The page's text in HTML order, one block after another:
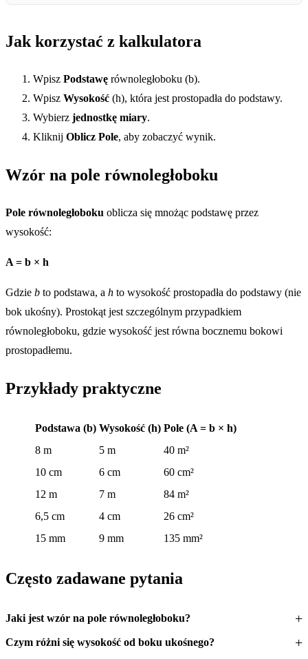
Jak korzystać z kalkulatora
Wpisz Podstawę równoległoboku (b).
Wpisz Wysokość (h), która jest prostopadła do podstawy.
Wybierz jednostkę miary.
Kliknij Oblicz Pole, aby zobaczyć wynik.
Wzór na pole równoległoboku
Pole równoległoboku oblicza się mnożąc podstawę przez
wysokość:
A = b × h
Gdzie b to podstawa, a h to wysokość prostopadła do podstawy (nie
bok ukośny). Prostokąt jest szczególnym przypadkiem
równoległoboku, gdzie wysokość jest równa bocznemu bokowi
prostopadłemu.
Przykłady praktyczne
Podstawa (b) Wysokość (h) Pole (A = b × h)
8 m
5 m
40 m²
10 cm
6 cm
60 cm²
12 m
7 m
84 m²
6,5 cm
4 cm
26 cm²
15 mm
9 mm 135 mm²
Często zadawane pytania
Jaki jest wzór na pole równoległoboku?
Czym różni się wysokość od boku ukośnego?